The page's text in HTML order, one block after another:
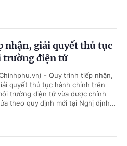
nhận, giải quyết thủ tục
trường điện tử
- Quy trình tiếp nhận,
quyết thủ tục hành chính trên
trường điện tử vừa được chỉnh
theo quy định mới tại Nghị định...